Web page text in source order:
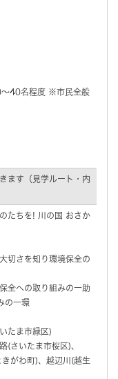
～40名程度 ※市民全般
ます（見学ルート・内
たちを! 川の国 おさか
切さを知り環境保全の
全への取り組みの一助
の一環
たま市緑区)
(さいたま市桜区)、
きがわ町)、越辺川(越生